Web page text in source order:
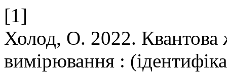
[1]
Холод, О. 2022. Квантова
вимірювання :